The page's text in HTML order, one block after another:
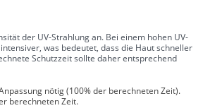
der UV-Strahlung an. Bei einem hohen UV-
was bedeutet, dass die Haut schneller
Schutzzeit sollte daher entsprechend
nötig (100% der berechneten Zeit).
berechneten Zeit.